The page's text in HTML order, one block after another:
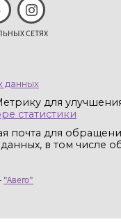
СЕТЯХ
данных
для
статистики
почта для
в том числе
"Авего"